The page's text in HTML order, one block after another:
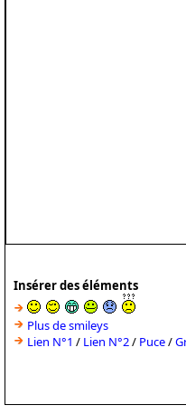
Insérer des éléments
Plus de smileys
Lien N°1 / Lien N°2/ Puce/